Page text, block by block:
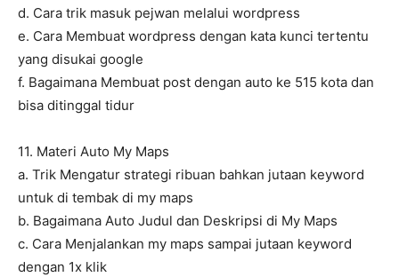
d. Cara trik masuk pejwan melalui wordpress
e. Cara Membuat wordpress dengan kata kunci tertentu
yang disukai google
f. Bagaimana Membuat post dengan auto ke 515 kota dan
bisa ditinggal tidur
11. Materi Auto My Maps
a. Trik Mengatur strategi ribuan bahkan jutaan keyword
untuk di tembak di my maps
b. Bagaimana Auto Judul dan Deskripsi di My Maps
c. Cara Menjalankan my maps sampai jutaan keyword
dengan 1x klik